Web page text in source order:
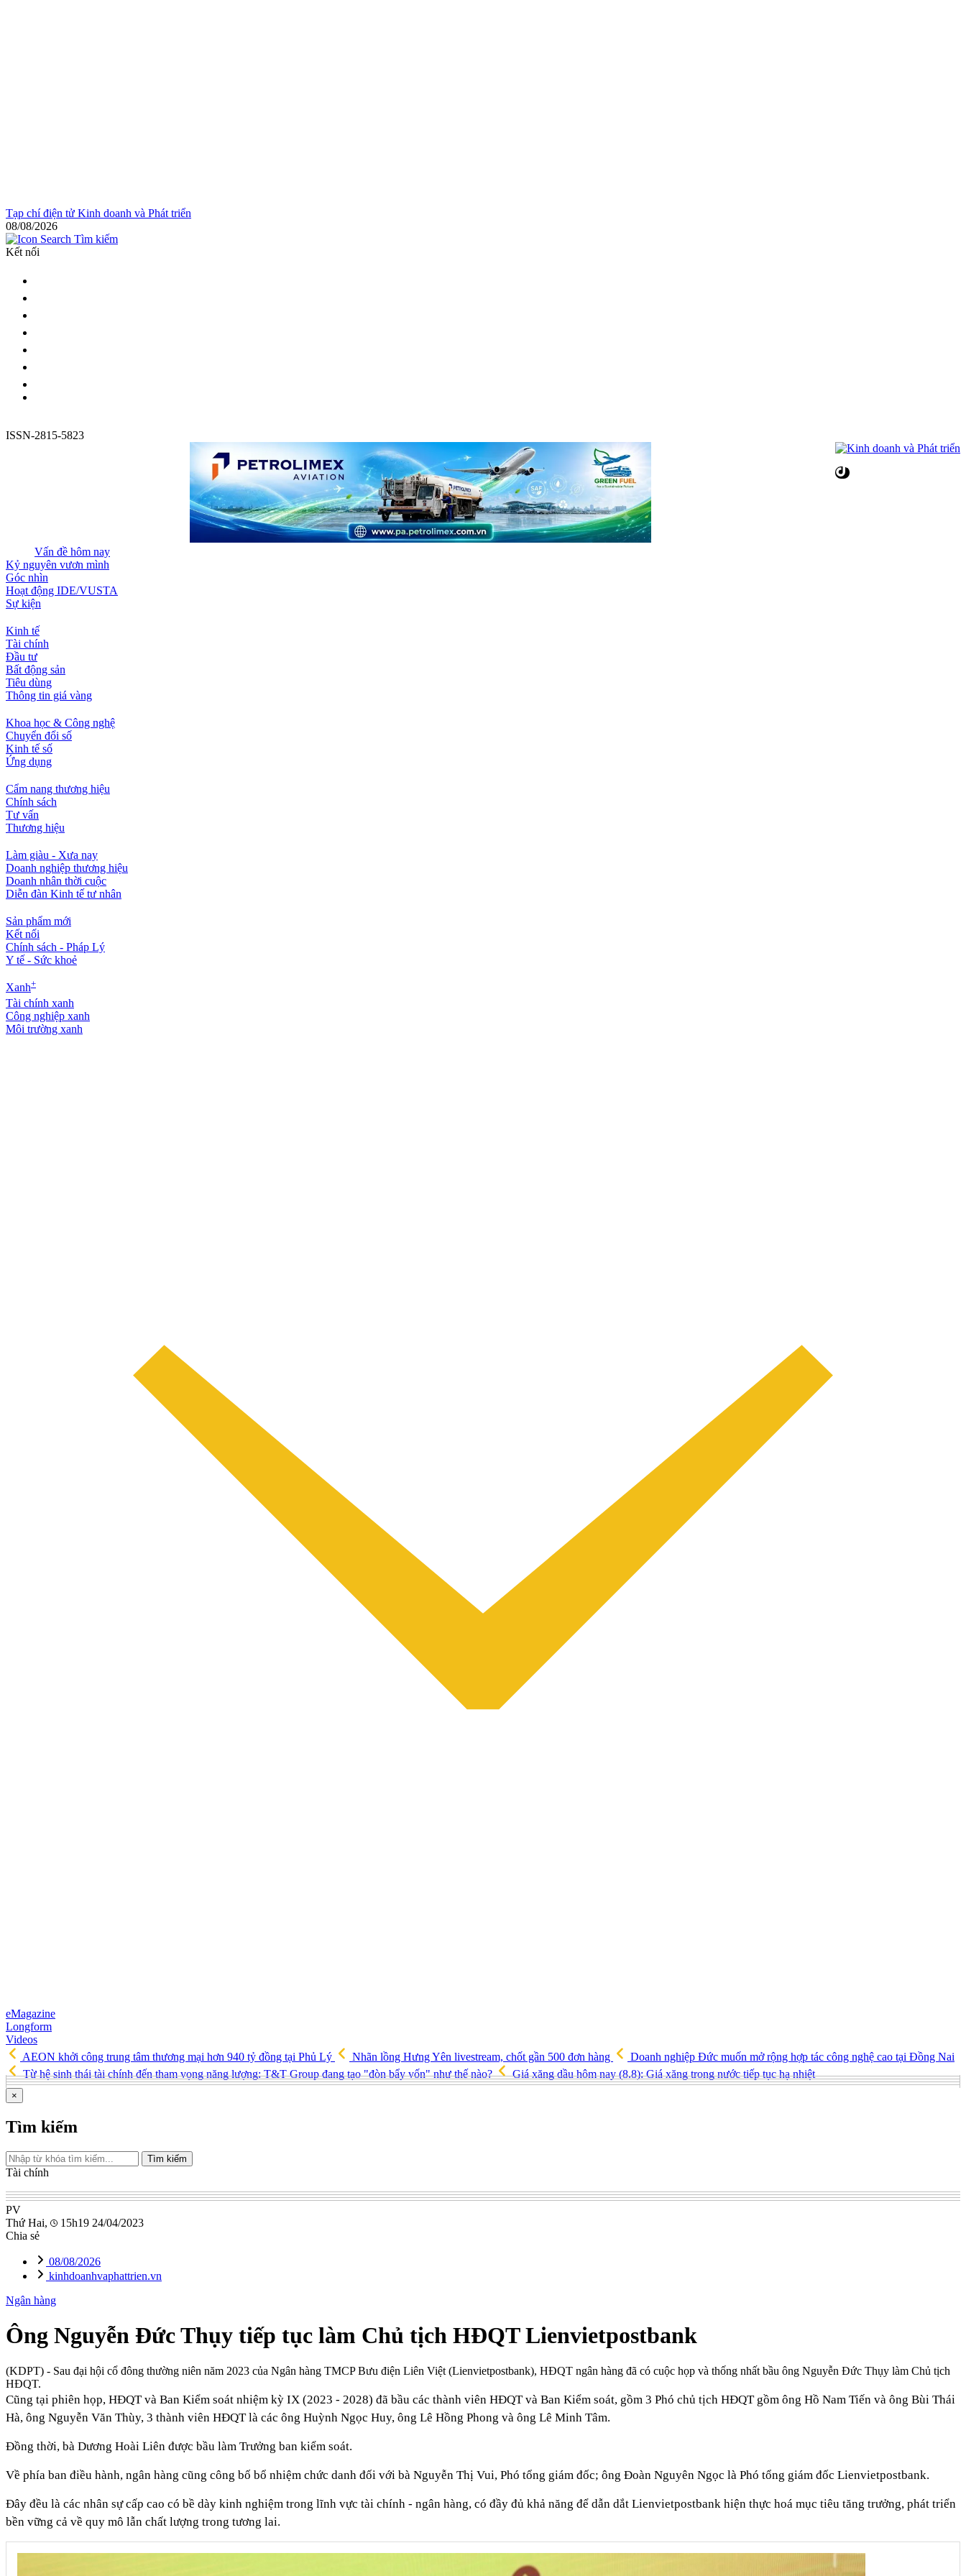
Tạp chí điện tử Kinh doanh và Phát triển
08/08/2026
Tìm kiếm
Kết nối
ISSN-2815-5823
Vấn đề hôm nay
Kỷ nguyên vươn mình
Góc nhìn
Hoạt động IDE/VUSTA
Sự kiện
Kinh tế
Tài chính
Đầu tư
Bất động sản
Tiêu dùng
Thông tin giá vàng
Khoa học & Công nghệ
Chuyển đổi số
Kinh tế số
Ứng dụng
Cẩm nang thương hiệu
Chính sách
Tư vấn
Thương hiệu
Làm giàu - Xưa nay
Doanh nghiệp thương hiệu
Doanh nhân thời cuộc
Diễn đàn Kinh tế tư nhân
Sản phẩm mới
Kết nối
Chính sách - Pháp Lý
Y tế - Sức khoẻ
Xanh+
Tài chính xanh
Công nghiệp xanh
Môi trường xanh
eMagazine
Longform
Videos
AEON khởi công trung tâm thương mại hơn 940 tỷ đồng tại Phủ Lý
Nhãn lồng Hưng Yên livestream, chốt gần 500 đơn hàng
Doanh nghiệp Đức muốn mở rộng hợp tác công nghệ cao tại Đồng Nai
Từ hệ sinh thái tài chính đến tham vọng năng lượng: T&T Group đang tạo "đòn bẩy vốn" như thế nào?
Giá xăng dầu hôm nay (8.8): Giá xăng trong nước tiếp tục hạ nhiệt
×
Tìm kiếm
Tìm kiếm
Tài chính
PV
Thứ Hai,
15h19 24/04/2023
Chia sẻ
08/08/2026
kinhdoanhvaphattrien.vn
Ngân hàng
Ông Nguyễn Đức Thụy tiếp tục làm Chủ tịch HĐQT Lienvietpostbank
(KDPT) - Sau đại hội cổ đông thường niên năm 2023 của Ngân hàng TMCP Bưu điện Liên Việt (Lienvietpostbank), HĐQT ngân hàng đã có cuộc họp và thống nhất bầu ông Nguyễn Đức Thụy làm Chủ tịch
HĐQT.
Cũng tại phiên họp, HĐQT và Ban Kiểm soát nhiệm kỳ IX (2023 - 2028) đã bầu các thành viên HĐQT và Ban Kiểm soát, gồm 3 Phó chủ tịch HĐQT gồm ông Hồ Nam Tiến và ông Bùi Thái
Hà, ông Nguyễn Văn Thùy, 3 thành viên HĐQT là các ông Huỳnh Ngọc Huy, ông Lê Hồng Phong và ông Lê Minh Tâm.
Đồng thời, bà Dương Hoài Liên được bầu làm Trưởng ban kiểm soát.
Về phía ban điều hành, ngân hàng cũng công bố bổ nhiệm chức danh đối với bà Nguyễn Thị Vui, Phó tổng giám đốc; ông Đoàn Nguyên Ngọc là Phó tổng giám đốc Lienvietpostbank.
Đây đều là các nhân sự cấp cao có bề dày kinh nghiệm trong lĩnh vực tài chính - ngân hàng, có đầy đủ khả năng để dẫn dắt Lienvietpostbank hiện thực hoá mục tiêu tăng trưởng, phát triển
bền vững cả về quy mô lẫn chất lượng trong tương lai.